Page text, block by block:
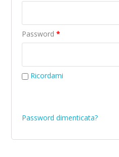
Password*
Ricordami
Password dimenticata?